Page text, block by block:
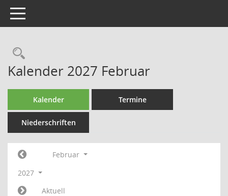
Toggle navigation
Rechercheauswahl
Kalender 2027 Februar
Kalender Termine
Niederschriften
Februar
2027
Aktuell